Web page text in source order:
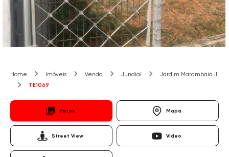
Home Imóveis Venda Jundiaí
Jardim Marambaia II
TE1069
Fotos Mapa
Street View Vídeo